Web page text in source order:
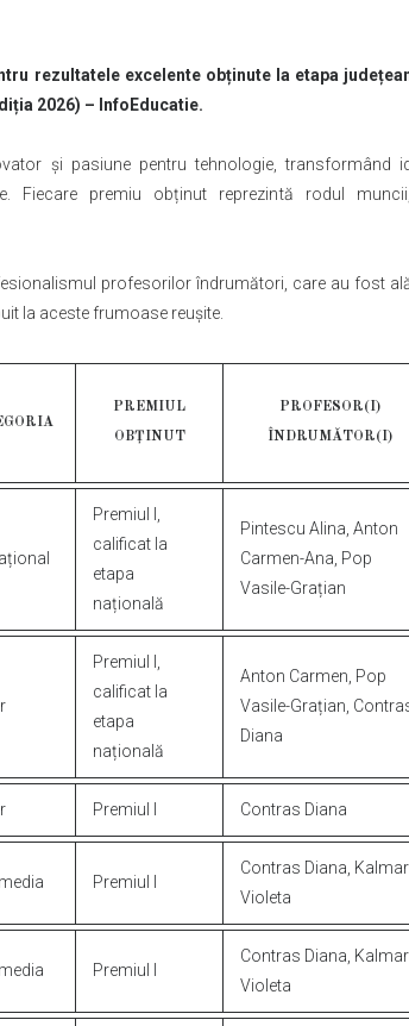
rezultatele excelente obținute la etapa
2026) – InfoEducatie.
și pasiune pentru tehnologie, transformând
Fiecare premiu obținut reprezintă rodul
profesorilor îndrumători, care au fost
la aceste frumoase reușite.
PREMIUL
OBȚINUT
PROFESOR(I)
ÎNDRUMĂTOR(I)
Premiul
calificat la
etapa
națională
Pintescu Alina, Anton
Carmen-Ana, Pop
Vasile-Grațian
Premiul
calificat la
etapa
națională
Anton Carmen, Pop
Vasile-Grațian,
Diana
Premiul Contras Diana
Premiul
Contras Diana, Kalmar
Violeta
Premiul
Contras Diana, Kalmar
Violeta